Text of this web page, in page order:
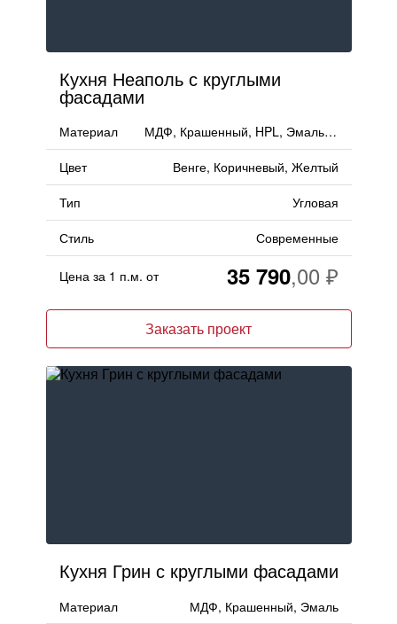
Кухня Неаполь с круглыми
фасадами
Материал
МДФ, Крашенный, HPL, Эмаль, Пластик
Цвет
Венге, Коричневый, Желтый
Тип
Угловая
Стиль
Современные
Цена за 1 п.м. от 35 790
Заказать проект
Кухня Грин с круглыми фасадами
Материал
МДФ, Крашенный, Эмаль